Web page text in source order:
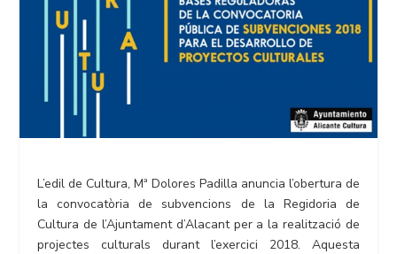
L’edil de Cultura, Mª Dolores Padilla anuncia l’obertura de
la convocatòria de subvencions de la Regidoria de
Cultura de l’Ajuntament d’Alacant per a la realització de
projectes culturals durant l’exercici 2018. Aquesta